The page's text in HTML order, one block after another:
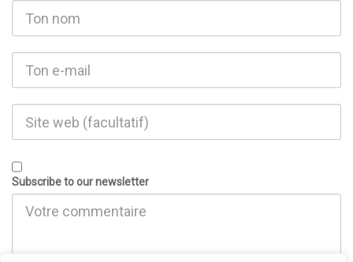
Subscribe to our newsletter